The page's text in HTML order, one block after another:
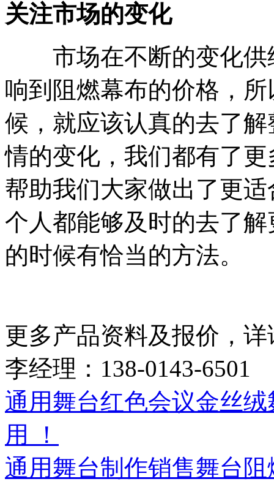
关注市场的变化
市场在不断的变化供
响到阻燃幕布的价格，
候，就应该认真的去了
情的变化，我们都有了
帮助我们大家做出了更
个人都能够及时的去了
的时候有恰当的方法。
更多产品资料及报价，
李经理：138-0143-6501
通用舞台红色会议金丝
用 ！
通用舞台制作销售舞台